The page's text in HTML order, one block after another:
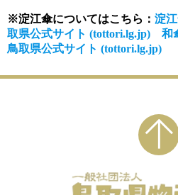
※淀江傘についてはこちら： 淀
取県公式サイト (tottori.lg.jp)
和
鳥取県公式サイト (tottori.lg.jp)